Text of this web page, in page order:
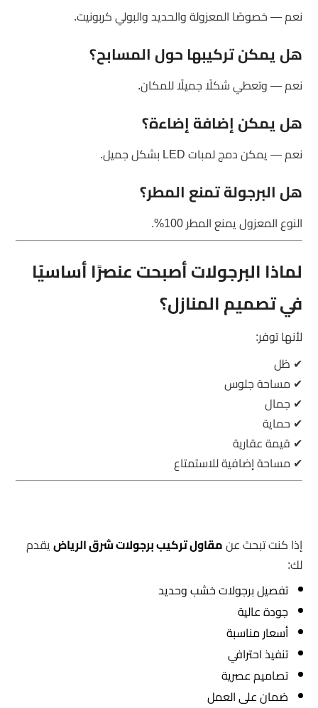
نعم — خصوصًا المعزولة والحديد والبولي كربونيت.
هل يمكن تركيبها حول المسابح؟
نعم — وتعطي شكلًا جميلًا للمكان.
هل يمكن إضافة إضاءة؟
نعم — يمكن دمج لمبات LED بشكل جميل.
هل البرجولة تمنع المطر؟
النوع المعزول يمنع المطر 100%.
لماذا البرجولات أصبحت عنصرًا أساسيًا
في تصميم المنازل؟
لأنها توفر:
✔ ظل
✔ مساحة جلوس
✔ جمال
✔ حماية
✔ قيمة عقارية
✔ مساحة إضافية للاستمتاع
إذا كنت تبحث عنمقاول تركيب برجولات شرق الرياضيقدم
لك:
تفصيل برجولات خشب وحديد
جودة عالية
أسعار مناسبة
تنفيذ احترافي
تصاميم عصرية
ضمان على العمل